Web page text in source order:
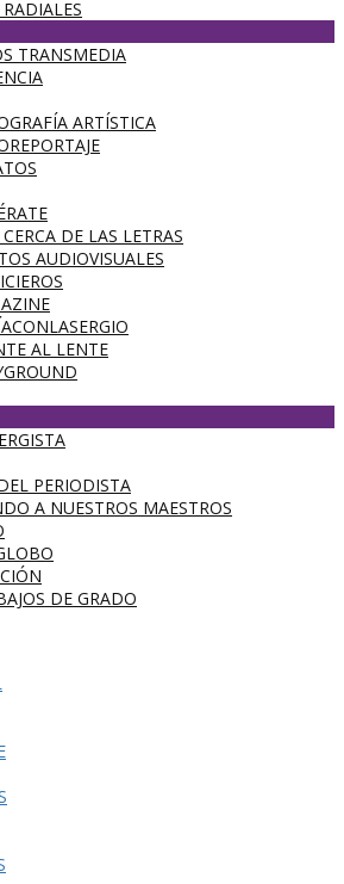
TRANSMEDIA
ARTÍSTICA
DE LAS LETRAS
AUDIOVISUALES
AL LENTE
PERIODISTA
A NUESTROS MAESTROS
DE GRADO